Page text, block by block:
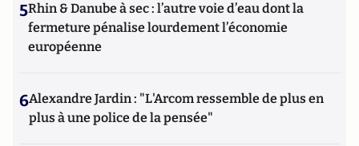
5Rhin & Danube à sec : l’autre voie d’eau dont la
fermeture pénalise lourdement l’économie
européenne
6Alexandre Jardin : "L'Arcom ressemble de plus en
plus à une police de la pensée"